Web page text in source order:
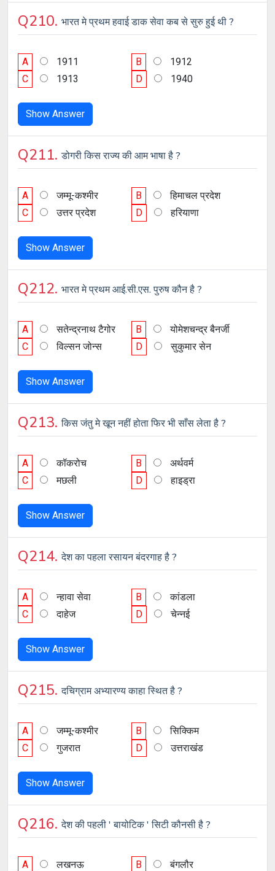
Q210. भारत मे प्रथम हवाई डाक सेवा कब से सुरु हुई थी ?
A 1911 B
1912
C
1913 D 1940
Show Answer
Q211.डोगरी किस राज्य की आम भाषा है ?
A जम्मू-कश्मीर B
हिमाचल प्रदेश
C
उत्तर प्रदेश D हरियाणा
Show Answer
Q212. भारत मे प्रथम आई.सी.एस. पुरुष कौन है ?
A सतेन्द्रनाथ टैगोर B
योमेशचन्द्र बैनर्जी
C
विल्सन जोन्स D सुकुमार सेन
Show Answer
Q213.किस जंतु मे खून नहीं होता फिर भी साँस लेता है ?
A कॉकरोच B
अर्थवर्म
C
मछली D हाइड्रा
Show Answer
Q214.देश का पहला रसायन बंदरगाह है ?
A न्हावा सेवा B
कांडला
C
दाहेज D चेन्नई
Show Answer
Q215.दचिग्राम अभ्यारण्य काहा स्थित है ?
A जम्मू-कश्मीर B
सिक्किम
C
गुजरात D उत्तराखंड
Show Answer
Q216.देश की पहली ' बायोटिक ' सिटी कौनसी है ?
A लखनऊ B
बंगलौर